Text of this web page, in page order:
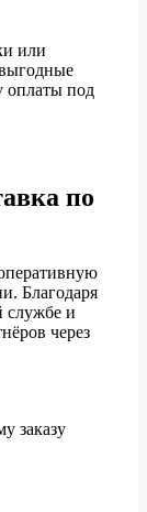
или
оплаты под
по
Благодаря
службе и
через
заказу